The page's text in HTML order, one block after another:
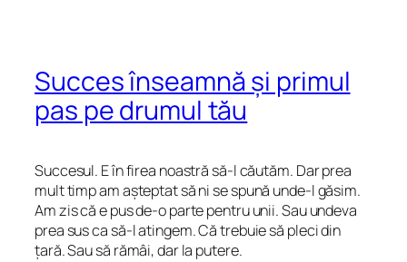
Succes înseamnă și primul
pas pe drumul tău
Succesul. E în firea noastră să-l căutăm. Dar prea
mult timp am așteptat să ni se spună unde-l găsim.
Am zis că e pus de-o parte pentru unii. Sau undeva
prea sus ca să-l atingem. Că trebuie să pleci din
țară. Sau să rămâi, dar la putere.